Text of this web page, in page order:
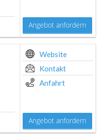
Angebot anfordern
Website
Kontakt
Anfahrt
Angebot anfordern